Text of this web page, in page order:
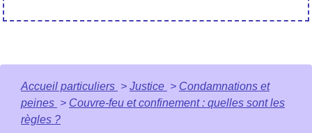
Accueil particuliers > Justice > Condamnations et
peines > Couvre-feu et confinement : quelles sont les
règles ?